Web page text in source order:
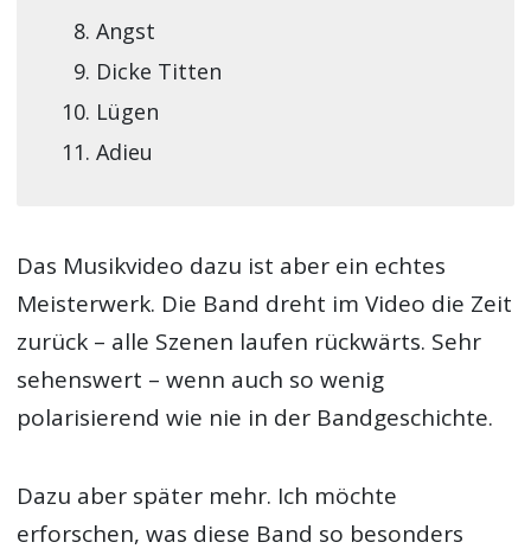
Angst
Dicke Titten
Lügen
Adieu
Das Musikvideo dazu ist aber ein echtes
Meisterwerk. Die Band dreht im Video die Zeit
zurück – alle Szenen laufen rückwärts. Sehr
sehenswert – wenn auch so wenig
polarisierend wie nie in der Bandgeschichte.
Dazu aber später mehr. Ich möchte
erforschen, was diese Band so besonders